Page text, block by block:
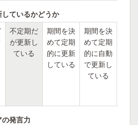
ているかどうか
不定期だ
が更新し
ている
期間を決
めて定期
的に更新
している
期間を決
めて定期
的に自動
で更新し
ている
発言力